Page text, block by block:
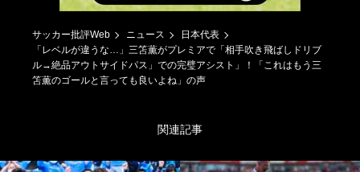
サッカー批評Web ニュース
日本代表
「レベルが違うな…」三笘薫がプレミアで「相手吹き飛ばしドリブ
ル→絶品アウトサイドパス」での完璧アシスト」！「これはもう三
笘薫のゴールと言っても良いよね」の声
関連記事